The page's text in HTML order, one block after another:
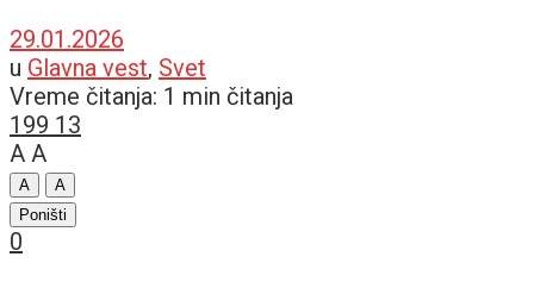
29.01.2026
u Glavna vest, Svet
Vreme čitanja: 1 min čitanja
199 13
A A
A
A
Poništi
0